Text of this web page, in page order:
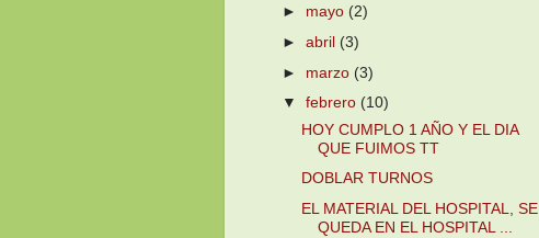
► mayo (2)
► abril (3)
► marzo (3)
▼ febrero (10)
HOY CUMPLO 1 AÑO Y EL DIA
QUE FUIMOS TT
DOBLAR TURNOS
EL MATERIAL DEL HOSPITAL, SE
QUEDA EN EL HOSPITAL ...